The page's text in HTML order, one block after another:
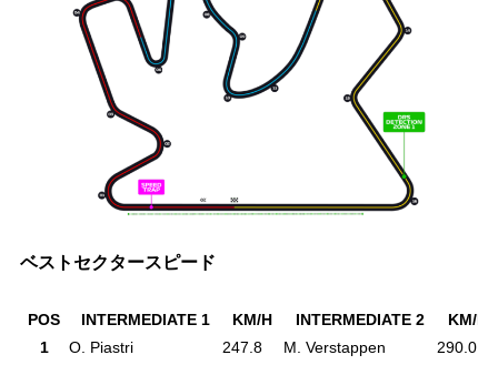
ベストセクタースピード
POS INTERMEDIATE 1 KM/H INTERMEDIATE 2
KM/H
1
O. Piastri 247.8 M. Verstappen
290.0